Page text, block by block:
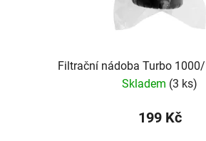
Filtrační nádoba Turbo
Skladem (3 ks)
199 Kč